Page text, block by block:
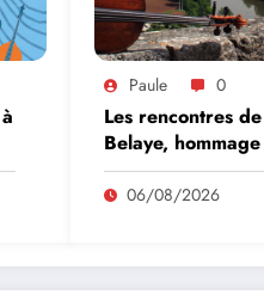
Paule 0
Les rencontres de
Belaye, hommage
fondateur, Roland
Pidoux,
06/08/2026